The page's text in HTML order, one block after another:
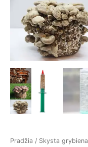
Pradžia / Skysta grybiena